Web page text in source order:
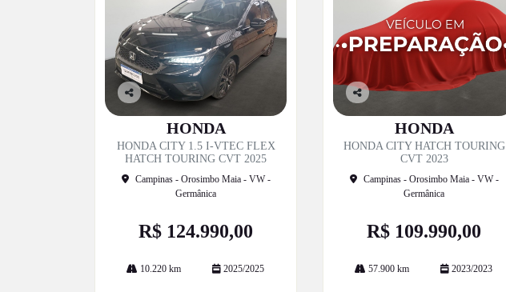
he
HONDA
HONDA CITY 1.5 I-VTEC FLEX
HATCH TOURING CVT 2025
Campinas - Orosimbo Maia - VW -
Germânica
R$ 124.990,00
10.220 km 2025/2025
he
HONDA
HONDA CITY HATCH TOURING
CVT 2023
Campinas - Orosimbo Maia - VW -
Germânica
R$ 109.990,00
57.900 km 2023/2023